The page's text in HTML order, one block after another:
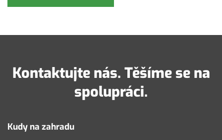
Kontaktujte nás. Těšíme se na
spolupráci.
Kudy na zahradu